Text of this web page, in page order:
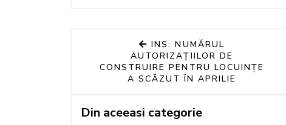
INS: NUMĂRUL
AUTORIZAȚIILOR DE
CONSTRUIRE PENTRU LOCUINȚE
A SCĂZUT ÎN APRILIE
Din aceeasi categorie